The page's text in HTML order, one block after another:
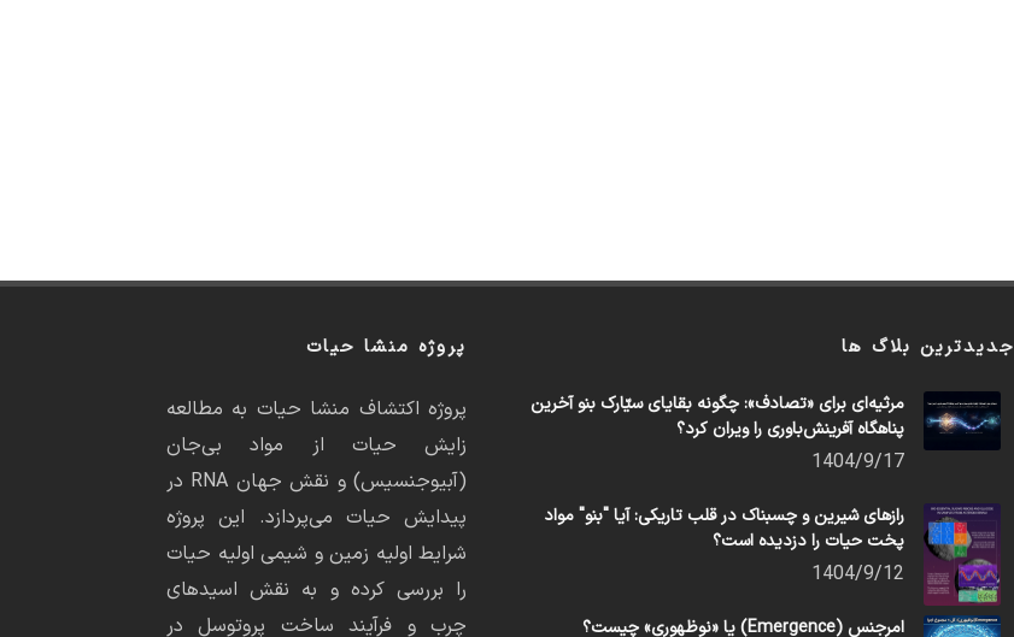
جدیدترین بلاگ ها
مرثیه‌ای برای «تصادف»: چگونه بقایای سیّارک بنو آخرین
پناهگاه آفرینش‌باوری را ویران کرد؟
1404/9/17
رازهای شیرین و چسبناک در قلب تاریکی: آیا "بنو" مواد
پخت حیات را دزدیده است؟
1404/9/12
امرجنس (Emergence) یا «نوظهوری» چیست؟
پروژه منشا حیات
پروژه اکتشاف منشا حیات به مطالعه
زایش حیات از مواد بی‌جان
(آبیوجنسیس) و نقش جهان RNA در
پیدایش حیات می‌پردازد. این پروژه
شرایط اولیه زمین و شیمی اولیه حیات
را بررسی کرده و به نقش اسیدهای
چرب و فرآیند ساخت پروتوسل در